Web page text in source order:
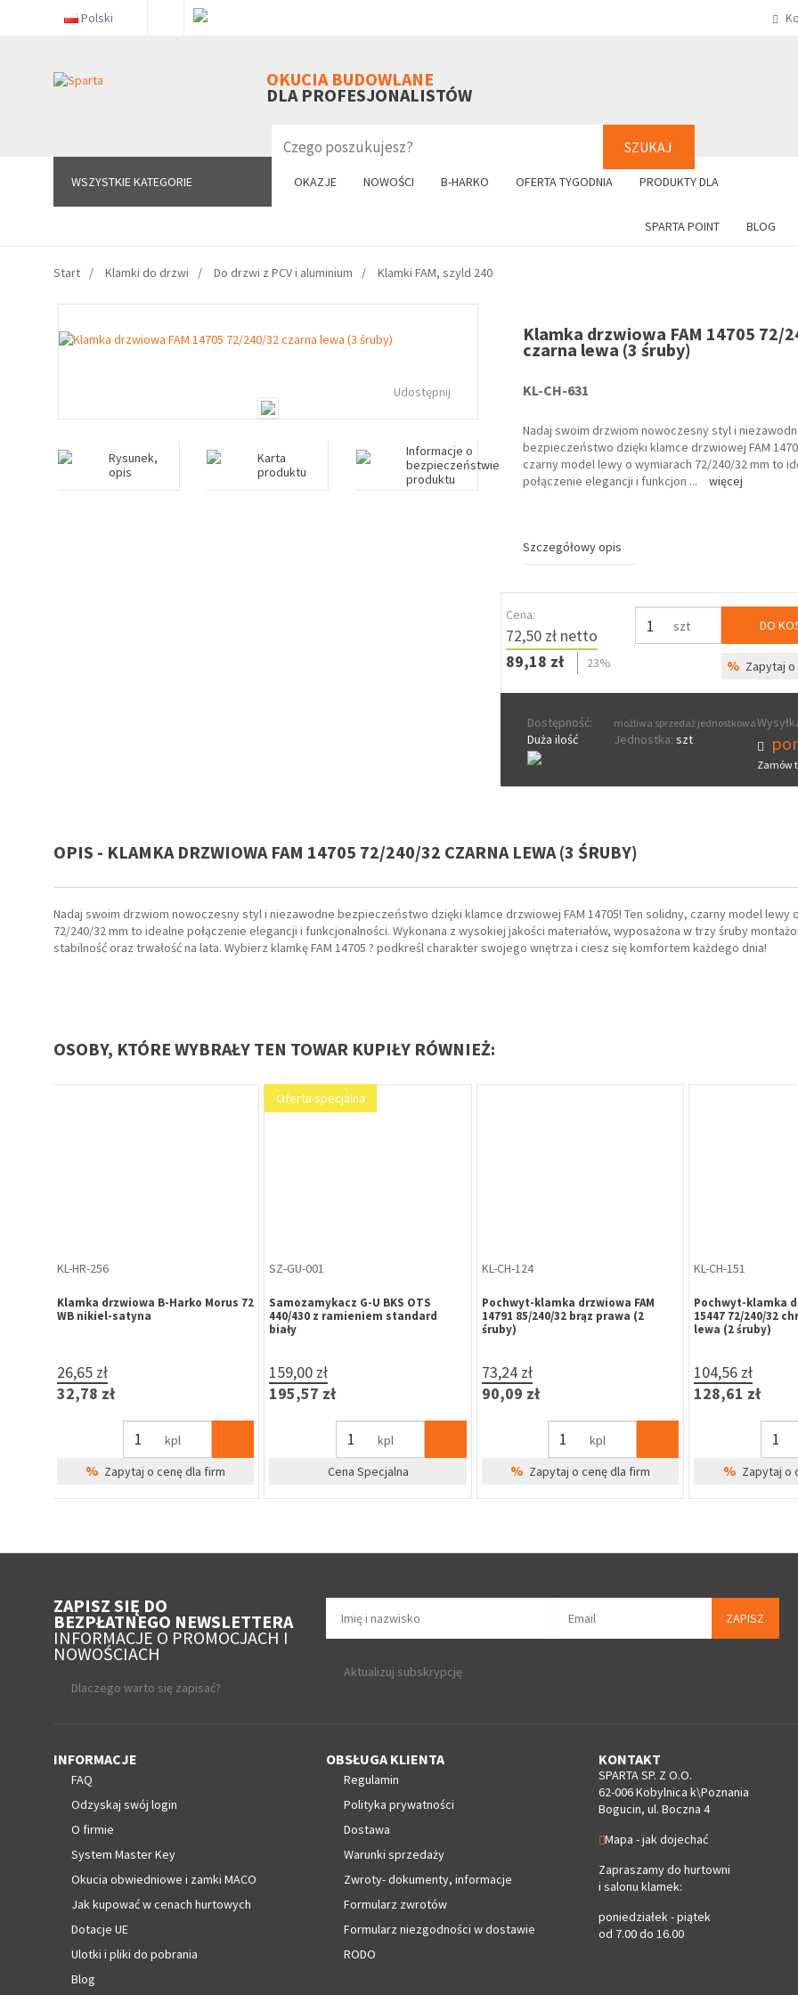
Polski
OKUCIA BUDOWLANE
DLA PROFESJONALISTÓW
SZUKAJ
WSZYSTKIE KATEGORIE OKAZJE NOWOŚCI B-HARKO OFERTA TYGODNIA PRODUKTY DLA
SPARTA POINT BLOG
WSZYSTKIE KATEGORIE +48 61
Start Klamki do drzwi Do drzwi z PCV i aluminium Klamki FAM, szyld 240
Udostępnij
Rysunek,
opis
Karta
produktu
Informacje o
bezpieczeństwie
produktu
Klamka drzwiowa FAM 14705 72/
czarna lewa (3 śruby)
KL-CH-631
Nadaj swoim drzwiom nowoczesny styl i
bezpieczeństwo dzięki klamce drzwiowej FAM
czarny model lewy o wymiarach 72/240/32 mm to
połączenie elegancji i funkcjon ... więcej
Szczegółowy opis
Cena:
72,50 zł netto
89,18 zł
23%
szt DO
% Zapytaj
Dostępność:
Duża ilość
możliwa sprzedaż jednostkowa
Jednostka: szt
Zamów
OPIS - KLAMKA DRZWIOWA FAM 14705 72/240/32 CZARNA LEWA (3 ŚRUBY)
Nadaj swoim drzwiom nowoczesny styl i niezawodne bezpieczeństwo dzięki klamce drzwiowej FAM 14705! Ten solidny, czarny model lewy
72/240/32 mm to idealne połączenie elegancji i funkcjonalności. Wykonana z wysokiej jakości materiałów, wyposażona w trzy śruby
stabilność oraz trwałość na lata. Wybierz klamkę FAM 14705 ? podkreśl charakter swojego wnętrza i ciesz się komfortem każdego dnia!
OSOBY, KTÓRE WYBRAŁY TEN TOWAR KUPIŁY RÓWNIEŻ:
KL-CH-152
Pochwyt-klamka drzwiowa FAM
15445 72/240/32 chrom matowy
104,56 zł
128,61 zł
kpl
% Zapytaj o cenę dla firm
KL-CZ-038
Klamka drzwiowa K-90 ST-27 90 WB
czarna
70,85 zł
87,15 zł
kpl
Zapytaj o cenę dla firm
SZ-DO-007
Samozamykacz DORMA TS 72 bez
ramienia brązowy EN 2-4 (skrzydło
do 80kg,max.szer.1100mm)
186,63 zł
229,55 zł
szt
Cena Specjalna
OO-PT-010
Zakrętka okienna
szeroka ocynk
7,06 zł
8,68 zł
% Zapytaj o
ZAPISZ SIĘ DO
BEZPŁATNEGO NEWSLETTERA
INFORMACJE O PROMOCJACH I
NOWOŚCIACH
Dlaczego warto się zapisać?
ZAPISZ
Aktualizuj subskrypcję
INFORMACJE
FAQ
Odzyskaj swój login
O firmie
System Master Key
Okucia obwiedniowe i zamki MACO
Jak kupować w cenach hurtowych
Dotacje UE
Ulotki i pliki do pobrania
Blog
OBSŁUGA KLIENTA
Regulamin
Polityka prywatności
Dostawa
Warunki sprzedaży
Zwroty- dokumenty, informacje
Formularz zwrotów
Formularz niezgodności w dostawie
RODO
KONTAKT
SPARTA SP. Z O.O.
62-006 Kobylnica k\Poznania
Bogucin, ul. Boczna 4
Mapa - jak dojechać
Zapraszamy do hurtowni
i salonu klamek:
poniedziałek - piątek
od 7.00 do 16.00